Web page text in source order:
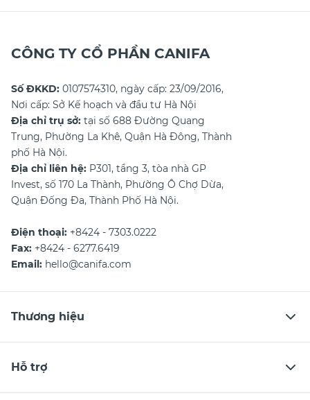
CÔNG TY CỔ PHẦN CANIFA
Số ĐKKD: 0107574310, ngày cấp: 23/09/2016,
Nơi cấp: Sở Kế hoạch và đầu tư Hà Nội
Địa chỉ trụ sở: tại số 688 Đường Quang
Trung, Phường La Khê, Quận Hà Đông, Thành
phố Hà Nội.
Địa chỉ liên hệ: P301, tầng 3, tòa nhà GP
Invest, số 170 La Thành, Phường Ô Chợ Dừa,
Quận Đống Đa, Thành Phố Hà Nội.
Điện thoại: +8424 - 7303.0222
Fax: +8424 - 6277.6419
Email: hello@canifa.com
Thương hiệu
Hỗ trợ